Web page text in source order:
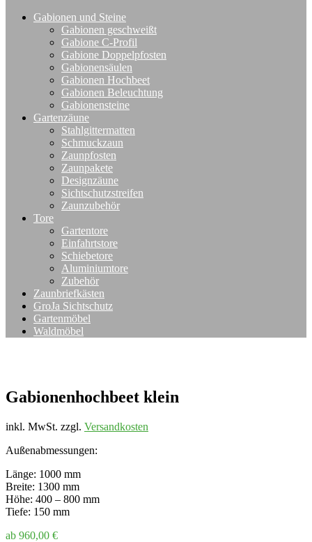
Gabionen und Steine
Gabionen geschweißt
Gabione C-Profil
Gabione Doppelpfosten
Gabionensäulen
Gabionen Hochbeet
Gabionen Beleuchtung
Gabionensteine
Gartenzäune
Stahlgittermatten
Schmuckzaun
Zaunpfosten
Zaunpakete
Designzäune
Sichtschutzstreifen
Zaunzubehör
Tore
Gartentore
Einfahrtstore
Schiebetore
Aluminiumtore
Zubehör
Zaunbriefkästen
GroJa Sichtschutz
Gartenmöbel
Waldmöbel
Gabionenhochbeet klein
inkl. MwSt. zzgl. Versandkosten
Außenabmessungen:
Länge: 1000 mm
Breite: 1300 mm
Höhe: 400 – 800 mm
Tiefe: 150 mm
ab 960,00 €